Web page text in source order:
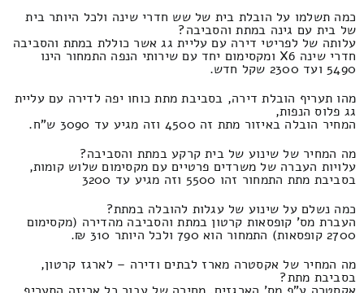
כמה תשלמו על הובלת בית של שש חדרי שינה ולכל היותר בית
של בית עם גינה במתת והסביבה?
עלותה של לפריטי דירה עם עליית גג אשר כוללת במתת והסביבה
חדרי שינה X6 ומקסימום יחד עם שירותי הנפה התמחור הינו
5490 ועד 2300 שקל חדש.
מהו תעריף הובלת דירה, בסביבת מתת כוחו יפה לדירה עם עליית
גג פלוס הנפות,
המחיר הובלה באיזור מתת זה 4500 וזה מגיע עד 3090 ש"ח.
מה המחיר של שינוע של בית קרקע במתת והסביבה?
עלויות העברה של משרדים פרטיים עם מקסימום שלוש קומות,
בסביבת מתת התמחור זהו 5500 וזה מגיע עד 3200
כמה נשלם על שינוע של עגלות להובלה במתת?
העברת מס' קופסאות קרטון במתת והסביבה מהדירה (מקסימום
2700 קופסאות) התמחור הוא 790 ולכל היותר 310 ₪.
מה המחיר של אקסטרה מארז לבתים ודירה – לארגז קרטון,
בסביבת מתת?